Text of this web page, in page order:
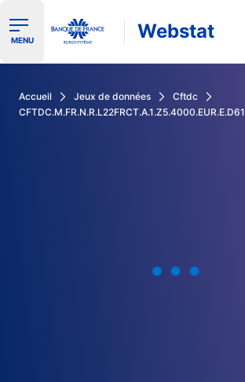
Ouvrir le menu de navigation
MENU Webstat
Accueil Jeux de données
Cftdc
CFTDC.M.FR.N.R.L22FRCT.A.1.Z5.4000.EUR.E.D61